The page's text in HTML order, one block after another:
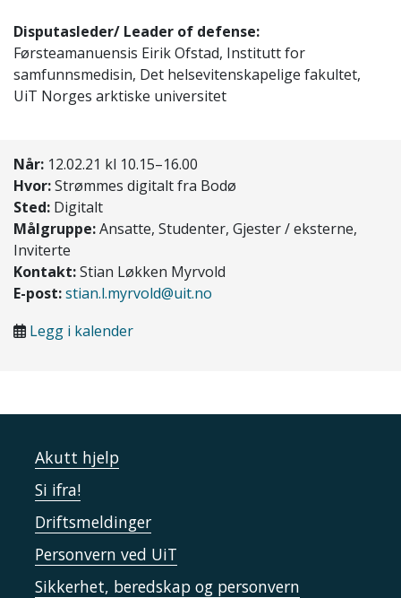
Disputasleder/ Leader of defense:
Førsteamanuensis Eirik Ofstad, Institutt for
samfunnsmedisin, Det helsevitenskapelige fakultet,
UiT Norges arktiske universitet
Når: 12.02.21 kl 10.15–16.00
Hvor:Strømmes digitalt fra Bodø
Sted: Digitalt
Målgruppe:Ansatte, Studenter, Gjester / eksterne,
Inviterte
Kontakt:Stian Løkken Myrvold
E-post:stian.l.myrvold@uit.no
Legg i kalender
Akutt hjelp
Si ifra!
Driftsmeldinger
Personvern ved UiT
Sikkerhet, beredskap og personvern